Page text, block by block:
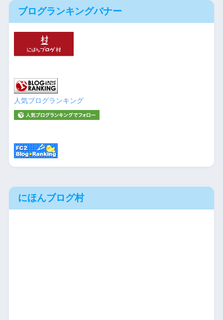
ブログランキングバナー
人気ブログランキング
にほんブログ村